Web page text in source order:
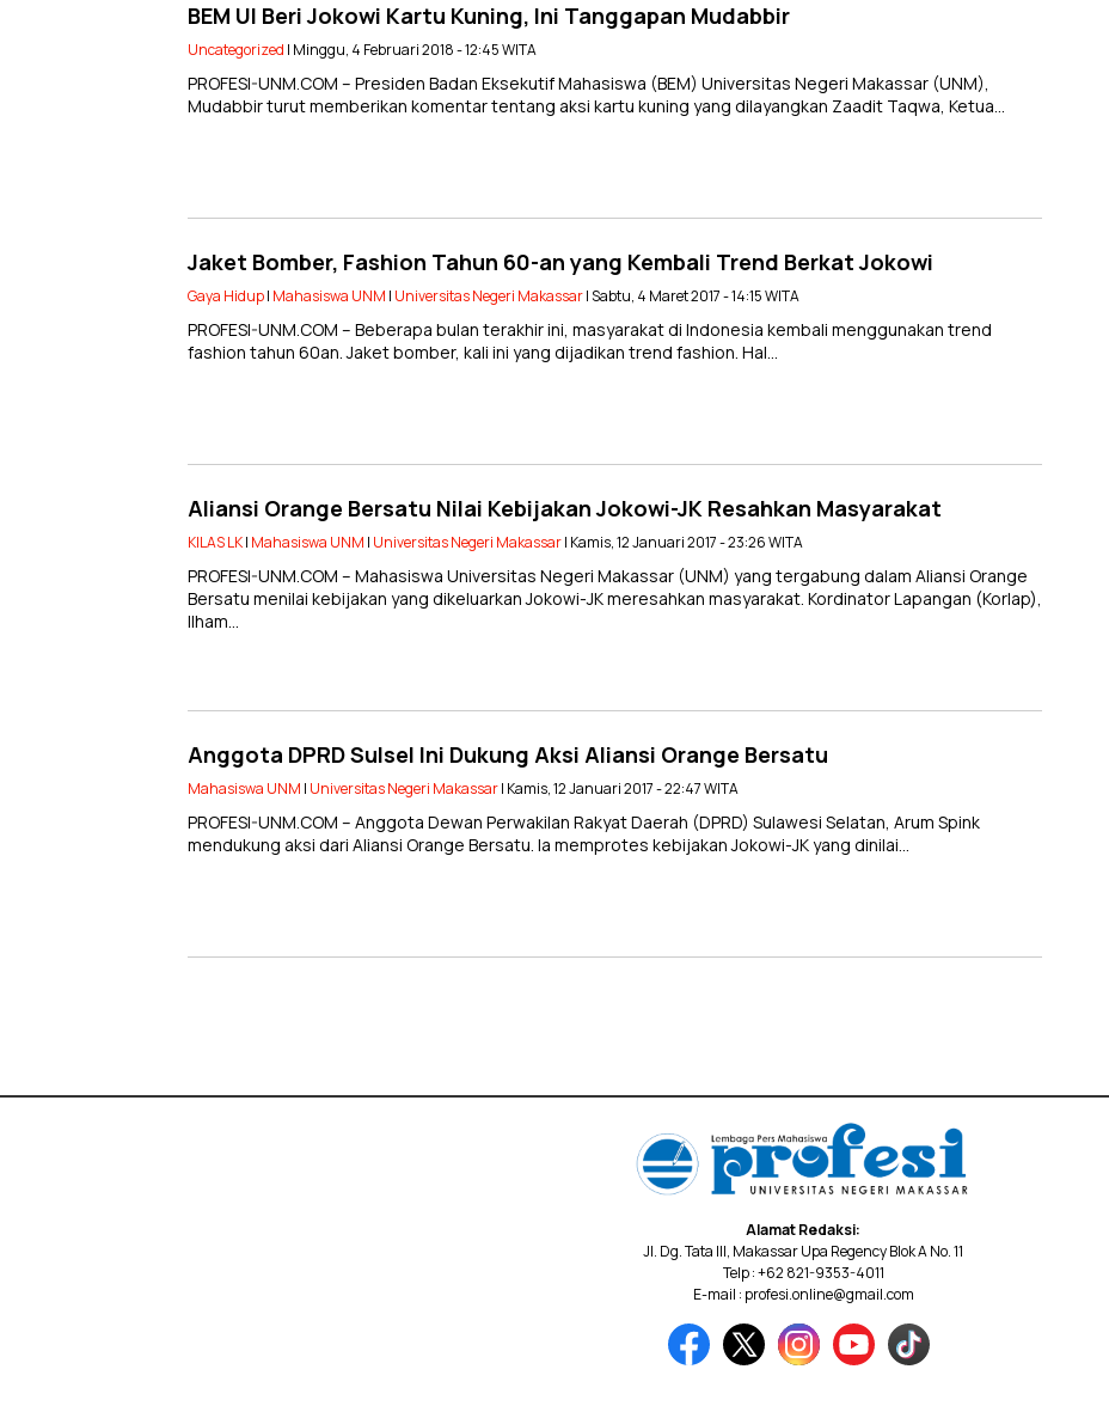
BEM UI Beri Jokowi Kartu Kuning, Ini Tanggapan Mudabbir
Uncategorized | Minggu, 4 Februari 2018 - 12:45 WITA
PROFESI-UNM.COM – Presiden Badan Eksekutif Mahasiswa (BEM) Universitas Negeri Makassar (UNM),
Mudabbir turut memberikan komentar tentang aksi kartu kuning yang dilayangkan Zaadit Taqwa, Ketua…
Jaket Bomber, Fashion Tahun 60-an yang Kembali Trend Berkat Jokowi
Gaya Hidup| Mahasiswa UNM | Universitas Negeri Makassar| Sabtu, 4 Maret 2017 - 14:15 WITA
PROFESI-UNM.COM – Beberapa bulan terakhir ini, masyarakat di Indonesia kembali menggunakan trend
fashion tahun 60an. Jaket bomber, kali ini yang dijadikan trend fashion. Hal…
Aliansi Orange Bersatu Nilai Kebijakan Jokowi-JK Resahkan Masyarakat
KILAS LK| Mahasiswa UNM | Universitas Negeri Makassar| Kamis, 12 Januari 2017 - 23:26 WITA
PROFESI-UNM.COM – Mahasiswa Universitas Negeri Makassar (UNM) yang tergabung dalam Aliansi Orange
Bersatu menilai kebijakan yang dikeluarkan Jokowi-JK meresahkan masyarakat. Kordinator Lapangan (Korlap),
Ilham…
Anggota DPRD Sulsel Ini Dukung Aksi Aliansi Orange Bersatu
Mahasiswa UNM | Universitas Negeri Makassar| Kamis, 12 Januari 2017 - 22:47 WITA
PROFESI-UNM.COM – Anggota Dewan Perwakilan Rakyat Daerah (DPRD) Sulawesi Selatan, Arum Spink
mendukung aksi dari Aliansi Orange Bersatu. Ia memprotes kebijakan Jokowi-JK yang dinilai…
Alamat Redaksi:
Jl. Dg. Tata III, Makassar Upa Regency Blok A No. 11
Telp : +62 821-9353-4011
E-mail : profesi.online@gmail.com